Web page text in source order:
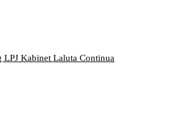
LPJ Kabinet Laluta Continua